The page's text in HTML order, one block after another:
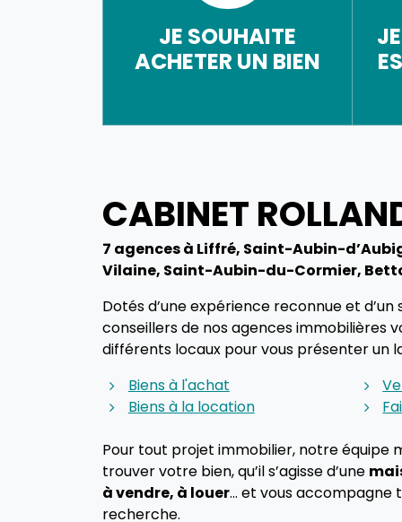
JE SOUHAITE
ACHETER UN BIEN
CABINET
7 agences à Liffré, Saint-Aubin-
Vilaine, Saint-Aubin-du-Cormier,
Dotés d’une expérience reconnue et
conseillers de nos agences immobilières
différents locaux pour vous présenter un
Biens à l'achat
Biens à la location
Pour tout projet immobilier, notre
trouver votre bien, qu’il s’agisse d’une
à vendre, à louer… et vous accompagne
recherche.